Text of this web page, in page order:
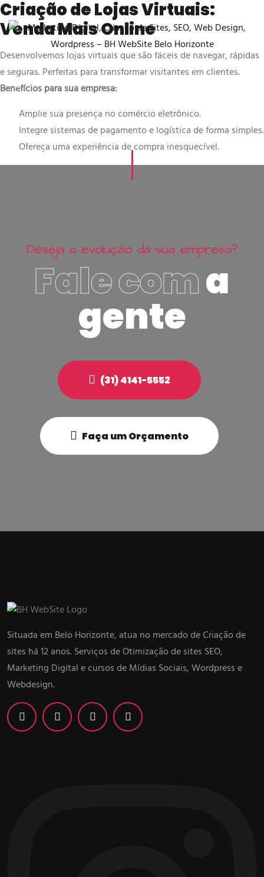
Criação de Lojas Virtuais:
Venda Mais Online
Desenvolvemos lojas virtuais que são fáceis de navegar, rápidas
e seguras. Perfeitas para transformar visitantes em clientes.
Benefícios para sua empresa:
Amplie sua presença no comércio eletrônico.
Integre sistemas de pagamento e logística de forma simples.
Ofereça uma experiência de compra inesquecível.
Deseja a evolução da sua empresa?
Fale coma
gente
(31) 4141-5552
Faça um Orçamento
Situada em Belo Horizonte, atua no mercado de Criação de
sites há 12 anos. Serviços de Otimização de sites SEO,
Marketing Digital e cursos de Mídias Sociais, Wordpress e
Webdesign.